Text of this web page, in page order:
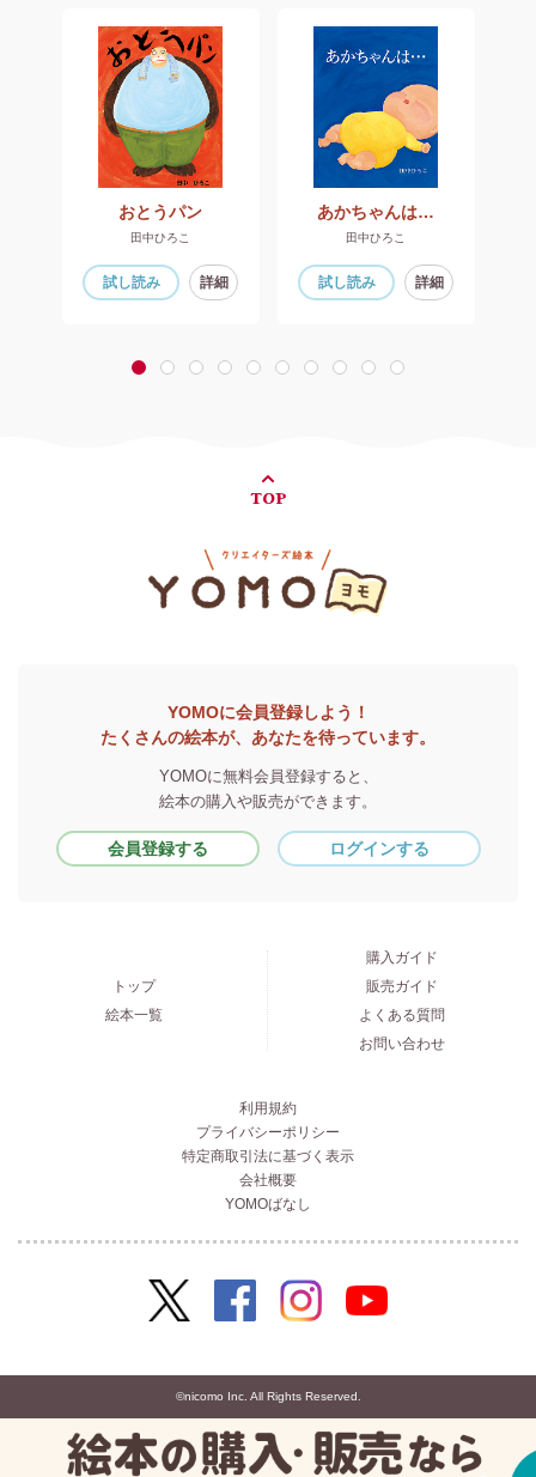
おとうパン
田中ひろこ
試し読み 詳細
あかちゃんは…
田中ひろこ
試し読み 詳細
1 2 3 4 5 6 7 8 9 10
TOP
YOMOに会員登録しよう！
たくさんの絵本が、あなたを待っています。
YOMOに無料会員登録すると、
絵本の購入や販売ができます。
会員登録する ログインする
トップ
絵本一覧
購入ガイド
販売ガイド
よくある質問
お問い合わせ
利用規約
プライバシーポリシー
特定商取引法に基づく表示
会社概要
YOMOばなし
©nicomo Inc. All Rights Reserved.